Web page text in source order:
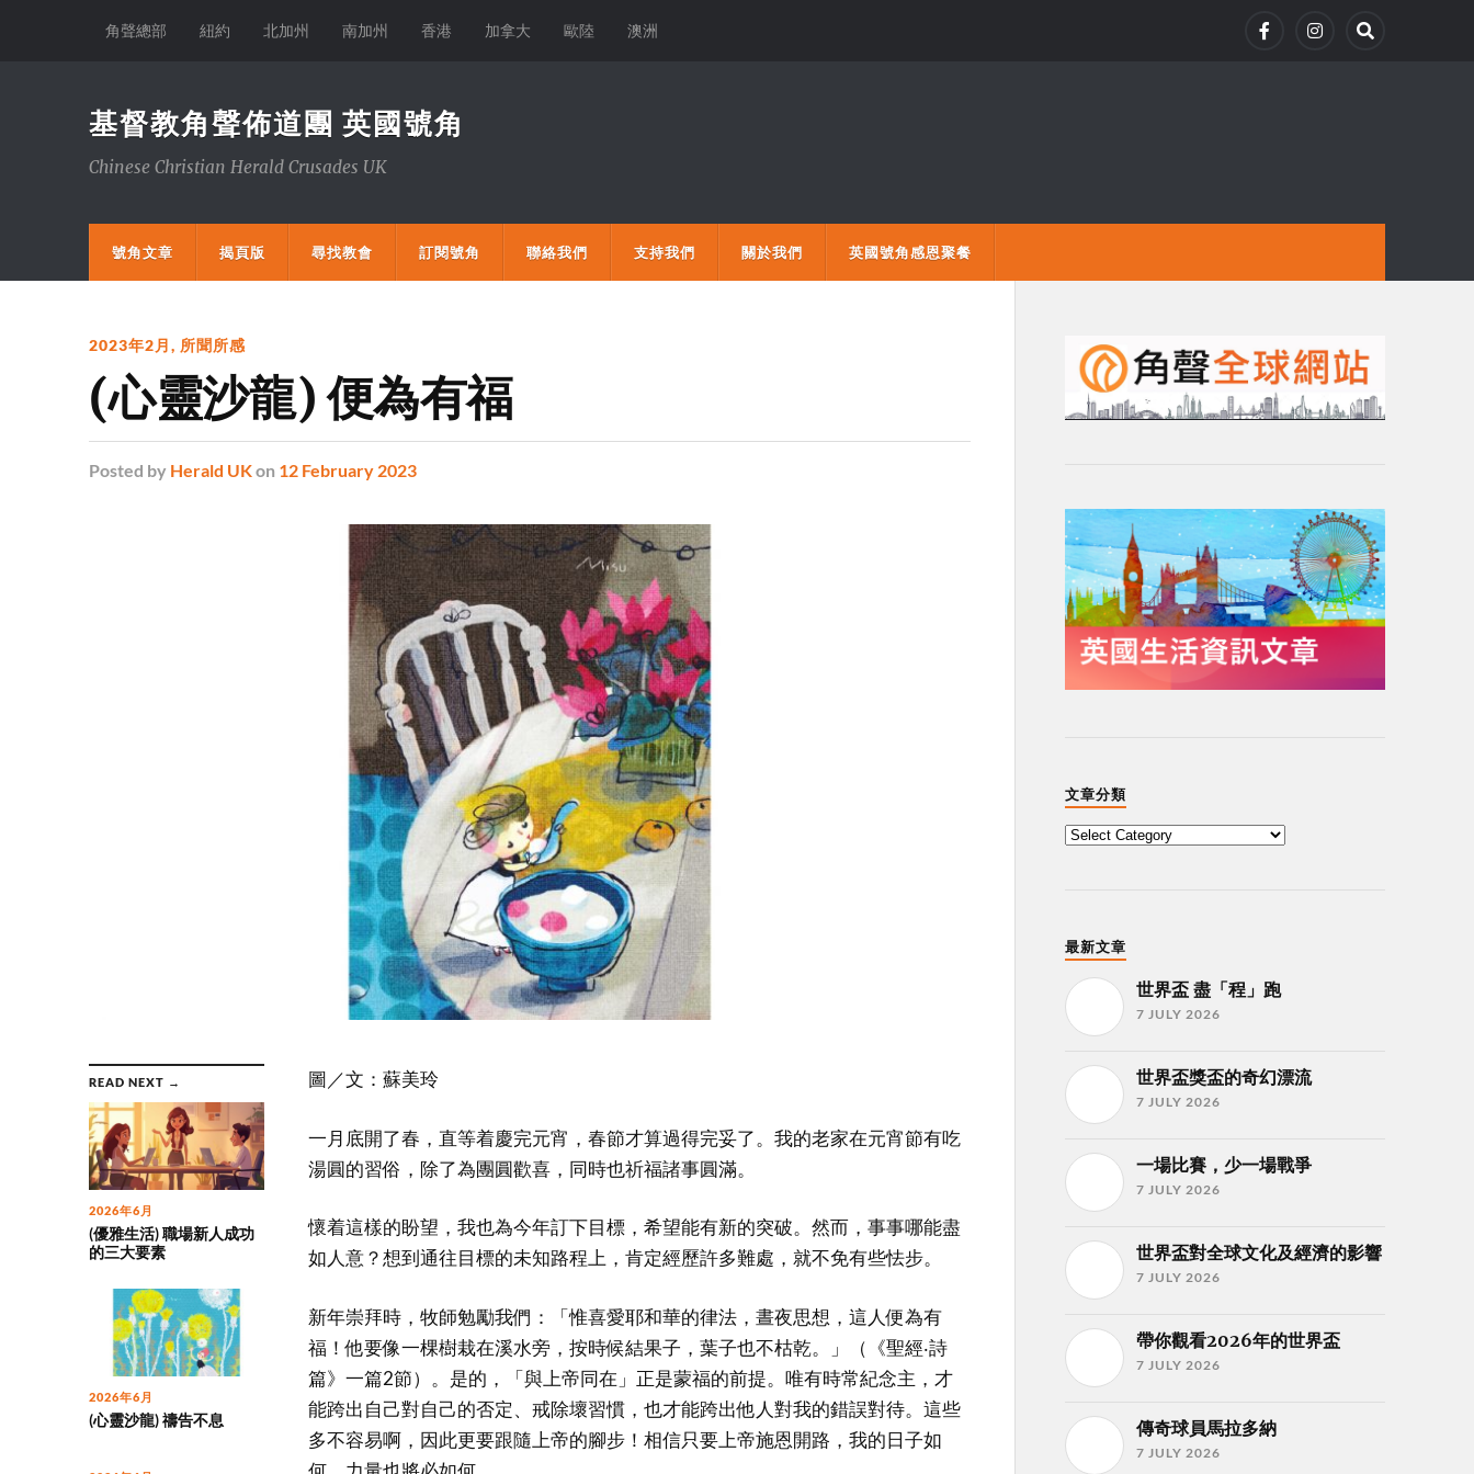
角聲總部 紐約 北加州 南加州 香港 加拿大 歐陸 澳洲
基督教角聲佈道團 英國號角
Chinese Christian Herald Crusades UK
號角文章 揭頁版 尋找教會 訂閱號角 聯絡我們 支持我們 關於我們 英國號角感恩聚餐
2023年2月, 所聞所感
(心靈沙龍) 便為有福
Posted by Herald UKon 12 February 2023
READ NEXT →
2026年6月
(優雅生活) 職場新人成功
的三大要素
2026年6月
(心靈沙龍) 禱告不息
圖／文：蘇美玲
一月底開了春，直等着慶完元宵，春節才算過得完妥了。我的老家在元宵節有吃
湯圓的習俗，除了為團圓歡喜，同時也祈福諸事圓滿。
懷着這樣的盼望，我也為今年訂下目標，希望能有新的突破。然而，事事哪能盡
如人意？想到通往目標的未知路程上，肯定經歷許多難處，就不免有些怯步。
新年崇拜時，牧師勉勵我們：「惟喜愛耶和華的律法，晝夜思想，這人便為有
福！他要像一棵樹栽在溪水旁，按時候結果子，葉子也不枯乾。」（《聖經‧詩
篇》一篇2節）。是的，「與上帝同在」正是蒙福的前提。唯有時常紀念主，才
能跨出自己對自己的否定、戒除壞習慣，也才能跨出他人對我的錯誤對待。這些
多不容易啊，因此更要跟隨上帝的腳步！相信只要上帝施恩開路，我的日子如
文章分類
最新文章
世界盃 盡「程」跑
7 JULY 2026
世界盃獎盃的奇幻漂流
7 JULY 2026
一場比賽，少一場戰爭
7 JULY 2026
世界盃對全球文化及經濟的影響
7 JULY 2026
帶你觀看2026年的世界盃
7 JULY 2026
傳奇球員馬拉多納
7 JULY 2026